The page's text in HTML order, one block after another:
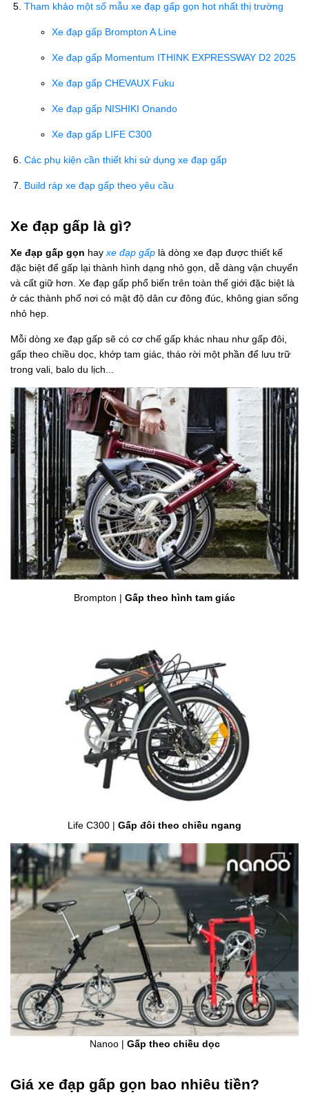
Tham khảo một số mẫu xe đạp gấp gọn hot nhất thị trường
Xe đạp gấp Brompton A Line
Xe đạp gấp Momentum ITHINK EXPRESSWAY D2 2025
Xe đạp gấp CHEVAUX Fuku
Xe đạp gấp NISHIKI Onando
Xe đạp gấp LIFE C300
Các phụ kiện cần thiết khi sử dụng xe đạp gấp
Build ráp xe đạp gấp theo yêu cầu
Xe đạp gấp là gì?
Xe đạp gấp gọn hay xe đạp gấp là dòng xe đạp được thiết kế
đặc biệt để gấp lại thành hình dạng nhỏ gọn, dễ dàng vận chuyển
và cất giữ hơn. Xe đạp gấp phổ biến trên toàn thế giới đặc biệt là
ở các thành phố nơi có mật độ dân cư đông đúc, không gian sống
nhỏ hẹp.
Mỗi dòng xe đạp gấp sẽ có cơ chế gấp khác nhau như gấp đôi,
gấp theo chiều dọc, khớp tam giác, tháo rời một phần để lưu trữ
trong vali, balo du lịch...
Brompton | Gấp theo hình tam giác
Life C300 | Gấp đôi theo chiều ngang
Nanoo | Gấp theo chiều dọc
Giá xe đạp gấp gọn bao nhiêu tiền?